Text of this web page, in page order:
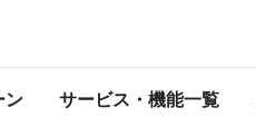
ン サービス・機能一覧